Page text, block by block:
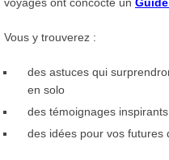
Vous y trouverez :
des astuces qui
en solo
des témoignages inspirants
des idées pour vos futures